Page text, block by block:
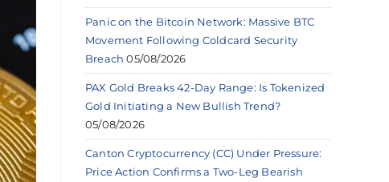
Panic on the Bitcoin Network: Massive BTC
Movement Following Coldcard Security
Breach 05/08/2026
PAX Gold Breaks 42-Day Range: Is Tokenized
Gold Initiating a New Bullish Trend?
05/08/2026
Canton Cryptocurrency (CC) Under Pressure:
Price Action Confirms a Two-Leg Bearish